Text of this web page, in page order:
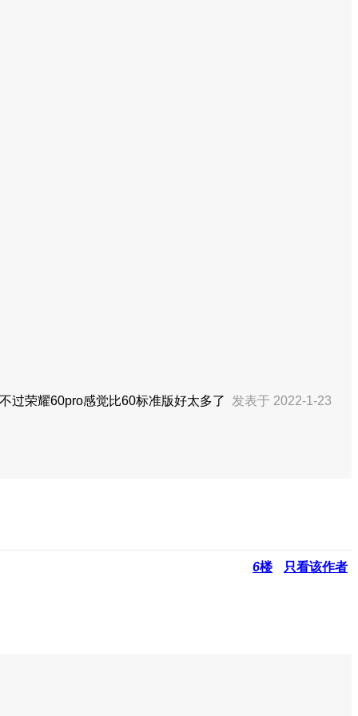
过荣耀60pro感觉比60标准版好太多了 发表于 2022-1-23
6楼 只看该作者